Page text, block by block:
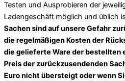
Testen und Ausprobieren der
Ladengeschäft möglich und üblich
Sachen sind auf unsere Gefahr
die regelmäßigen Kosten der
die gelieferte Ware der bestellten
Preis der zurückzusendenden
Euro nicht übersteigt oder wenn